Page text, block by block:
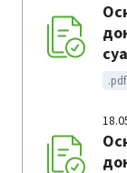
.pdf